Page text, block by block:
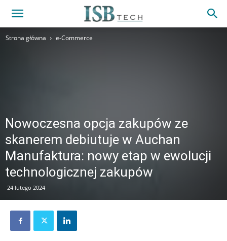
Strona główna e-Commerce
Nowoczesna opcja zakupów ze
skanerem debiutuje w Auchan
Manufaktura: nowy etap w ewolucji
technologicznej zakupów
24 lutego 2024